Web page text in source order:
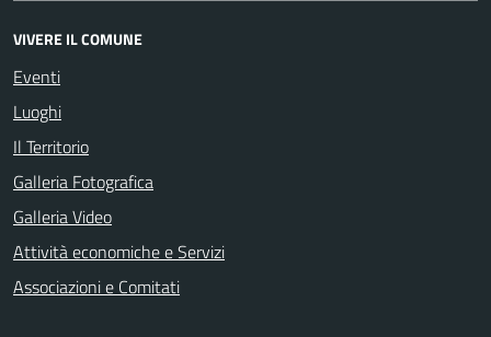
VIVERE IL COMUNE
Eventi
Luoghi
Il Territorio
Galleria Fotografica
Galleria Video
Attività economiche e Servizi
Associazioni e Comitati